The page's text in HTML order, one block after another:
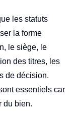
les statuts
la forme
le siège, le
des titres, les
de décision.
essentiels car
du bien.